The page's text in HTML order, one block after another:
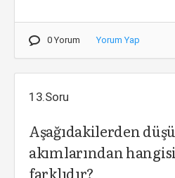
0 Yorum Yorum Yap
13.Soru
Aşağıdakilerden
akımlarından
farklıdır?